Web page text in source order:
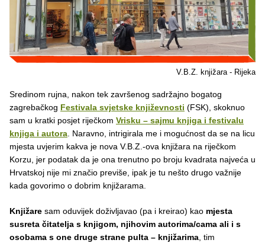
V.B.Z. knjižara - Rijeka
Sredinom rujna, nakon tek završenog sadržajno bogatog
zagrebačkog Festivala svjetske književnosti (FSK), skoknuo
sam u kratki posjet riječkom Vrisku – sajmu knjiga i festivalu
knjiga i autora. Naravno, intrigirala me i mogućnost da se na licu
mjesta uvjerim kakva je nova V.B.Z.-ova knjižara na riječkom
Korzu, jer podatak da je ona trenutno po broju kvadrata najveća u
Hrvatskoj nije mi značio previše, ipak je tu nešto drugo važnije
kada govorimo o dobrim knjižarama.
Knjižare sam oduvijek doživljavao (pa i kreirao) kao mjesta
susreta čitatelja s knjigom, njihovim autorima/cama ali i s
osobama s one druge strane pulta – knjižarima, tim